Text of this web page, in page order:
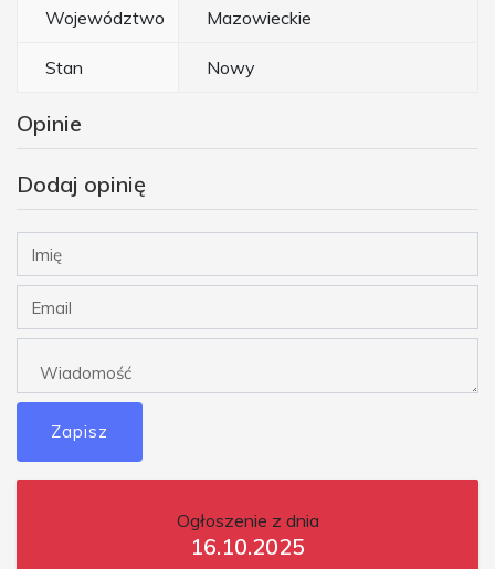
Województwo Mazowieckie
Stan Nowy
Opinie
Dodaj opinię
Zapisz
Ogłoszenie z dnia
16.10.2025